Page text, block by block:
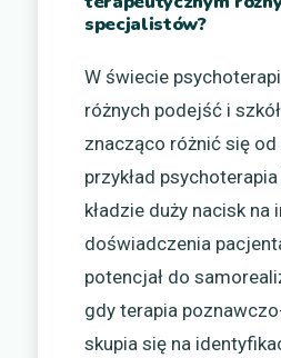
specjalistów?
W świecie
różnych podejść i
znacząco różnić się od
przykład
kładzie duży nacisk na
doświadczenia
potencjał do
gdy terapia
skupia się na